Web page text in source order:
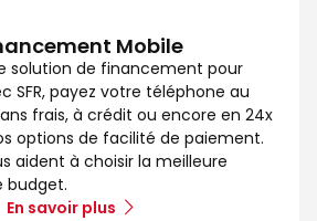
Mobile
solution de financement pour
SFR, payez votre téléphone au
frais, à crédit ou encore en 24x
options de facilité de paiement.
aident à choisir la meilleure
budget.
En savoir plus